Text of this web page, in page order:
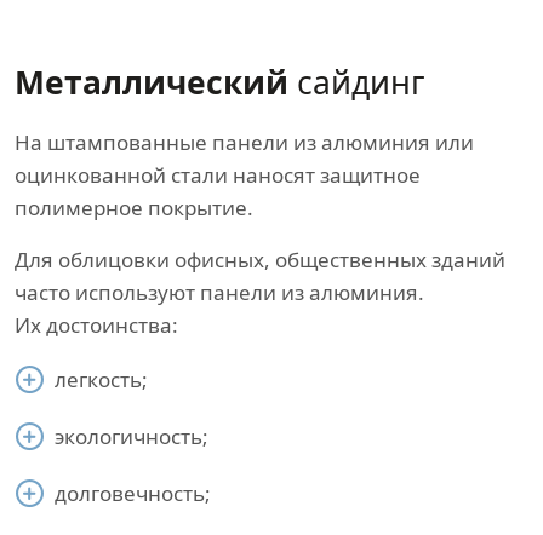
Металлический сайдинг
На штампованные панели из алюминия или
оцинкованной стали наносят защитное
полимерное покрытие.
Для облицовки офисных, общественных зданий
часто используют панели из алюминия.
Их достоинства:
легкость;
экологичность;
долговечность;